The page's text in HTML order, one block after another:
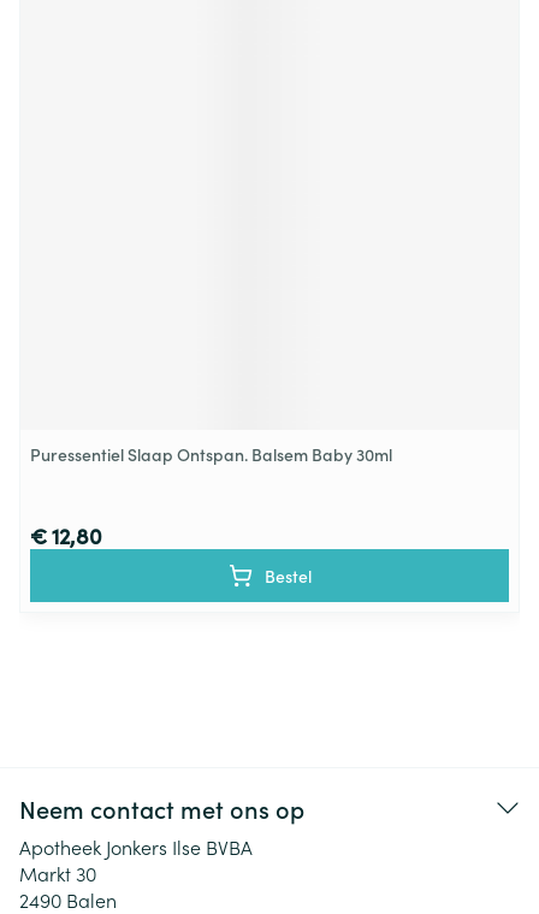
Puressentiel Slaap Ontspan. Balsem Baby 30ml
€ 12,80
Bestel
Neem contact met ons op
Apotheek Jonkers Ilse BVBA
Markt 30
2490 Balen